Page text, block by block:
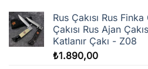
Rus Çakısı Rus
Çakısı Rus Ajan
Katlanır Çakı - Z08
₺1.890,00